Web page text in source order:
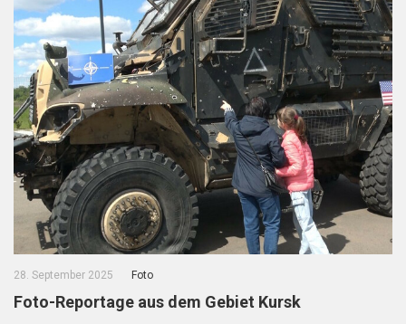
28. September 2025 Foto
Foto-Reportage aus dem Gebiet Kursk